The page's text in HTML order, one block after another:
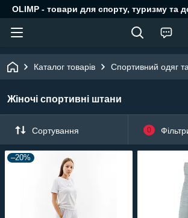
OLIMP - товари для спорту, туризму та
Каталог товарів Спортивний одяг
Жіночі спортивні штани
Сортування 0
–20%